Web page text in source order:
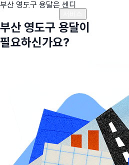
부산 영도구 용달은 센디
부산 영도구 용달이
필요하신가요?